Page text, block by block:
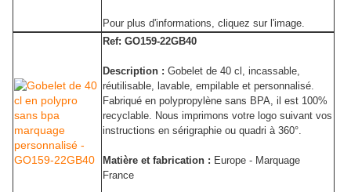
Pour plus d'informations, cliquez sur l'image.
Ref: GO159-22GB40
Description : Gobelet de 40 cl, incassable,
réutilisable, lavable, empilable et personnalisé.
Fabriqué en polypropylène sans BPA, il est 100%
recyclable. Nous imprimons votre logo suivant vos
instructions en sérigraphie ou quadri à 360°.
Matière et fabrication : Europe - Marquage
France